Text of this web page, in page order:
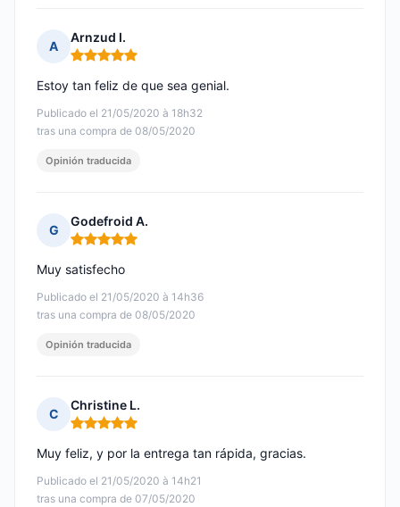
A
Arnzud I.
Nota: 5 de 5
Publicado el 21/05/2020 à 18h32
tras una compra de 08/05/2020
Estoy tan feliz de que sea genial.
Opinión traducida
G
Godefroid A.
Nota: 5 de 5
Publicado el 21/05/2020 à 14h36
tras una compra de 08/05/2020
Muy satisfecho
Opinión traducida
C
Christine L.
Nota: 5 de 5
Publicado el 21/05/2020 à 14h21
tras una compra de 07/05/2020
Muy feliz, y por la entrega tan rápida, gracias.